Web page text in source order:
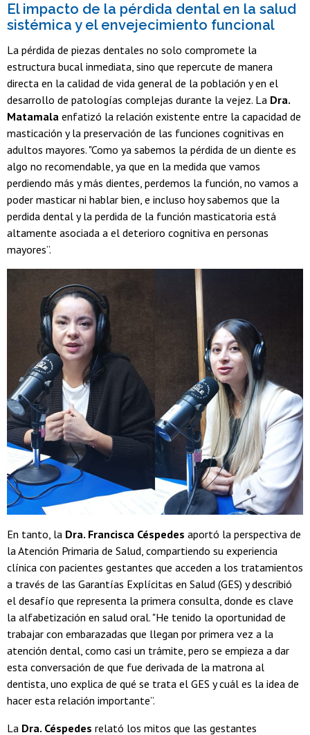
El impacto de la pérdida dental en la salud
sistémica y el envejecimiento funcional
La pérdida de piezas dentales no solo compromete la
estructura bucal inmediata, sino que repercute de manera
directa en la calidad de vida general de la población y en el
desarrollo de patologías complejas durante la vejez. La Dra.
Matamala enfatizó la relación existente entre la capacidad de
masticación y la preservación de las funciones cognitivas en
adultos mayores. "Como ya sabemos la pérdida de un diente es
algo no recomendable, ya que en la medida que vamos
perdiendo más y más dientes, perdemos la función, no vamos a
poder masticar ni hablar bien, e incluso hoy sabemos que la
perdida dental y la perdida de la función masticatoria está
altamente asociada a el deterioro cognitiva en personas
mayores”.
En tanto, la Dra. Francisca Céspedes aportó la perspectiva de
la Atención Primaria de Salud, compartiendo su experiencia
clínica con pacientes gestantes que acceden a los tratamientos
a través de las Garantías Explícitas en Salud (GES) y describió
el desafío que representa la primera consulta, donde es clave
la alfabetización en salud oral. "He tenido la oportunidad de
trabajar con embarazadas que llegan por primera vez a la
atención dental, como casi un trámite, pero se empieza a dar
esta conversación de que fue derivada de la matrona al
dentista, uno explica de qué se trata el GES y cuál es la idea de
hacer esta relación importante”.
La Dra. Céspedes relató los mitos que las gestantes